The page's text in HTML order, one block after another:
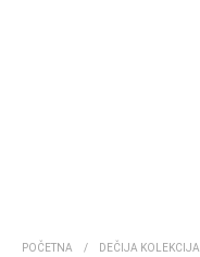
POČETNA / DEČIJA KOLEKCIJA